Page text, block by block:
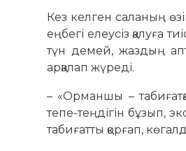
Кез келген саланың
еңбегі елеусіз қалуға
түн демей, жаздың
арқалап жүреді.
– «Орманшы –
тепе-теңдігін бұзып,
табиғатты қорғап,